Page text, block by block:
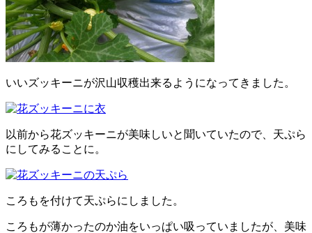
いいズッキーニが沢山収穫出来るようになってきました。
以前から花ズッキーニが美味しいと聞いていたので、天ぷら
にしてみることに。
ころもを付けて天ぷらにしました。
ころもが薄かったのか油をいっぱい吸っていましたが、美味